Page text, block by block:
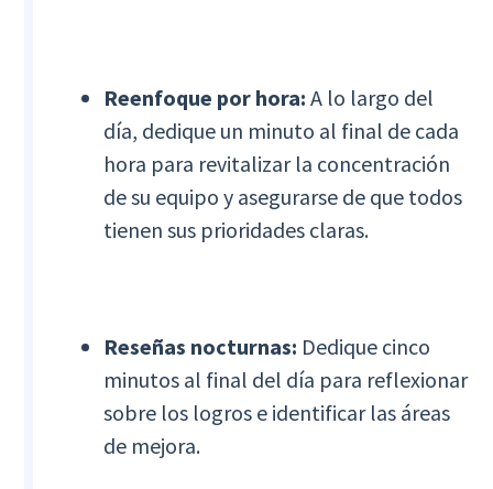
Reenfoque por hora: A lo largo del
día, dedique un minuto al final de cada
hora para revitalizar la concentración
de su equipo y asegurarse de que todos
tienen sus prioridades claras.
Reseñas nocturnas: Dedique cinco
minutos al final del día para reflexionar
sobre los logros e identificar las áreas
de mejora.